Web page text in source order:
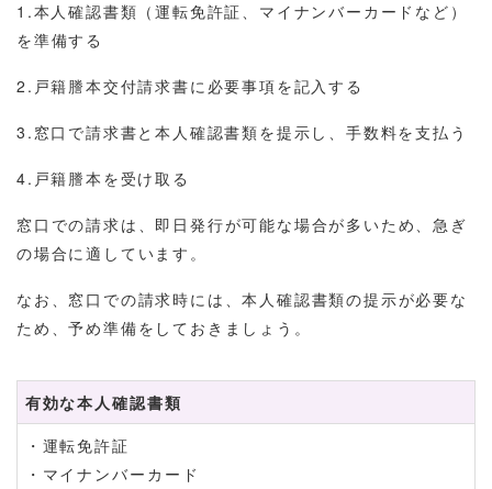
1.本人確認書類（運転免許証、マイナンバーカードなど）
を準備する
2.戸籍謄本交付請求書に必要事項を記入する
3.窓口で請求書と本人確認書類を提示し、手数料を支払う
4.戸籍謄本を受け取る
窓口での請求は、即日発行が可能な場合が多いため、急ぎ
の場合に適しています。
なお、窓口での請求時には、本人確認書類の提示が必要な
ため、予め準備をしておきましょう。
有効な本人確認書類
・運転免許証
・マイナンバーカード